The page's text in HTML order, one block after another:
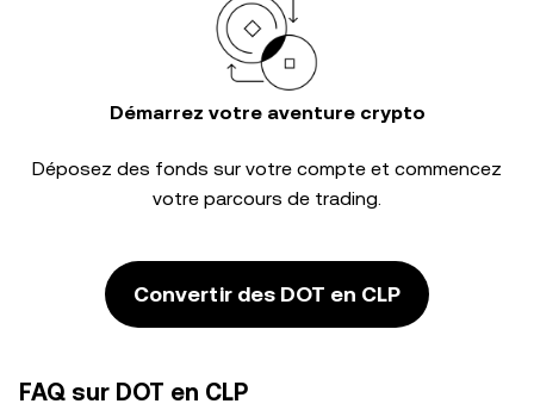
Démarrez votre aventure crypto
Déposez des fonds sur votre compte et commencez
votre parcours de trading.
Convertir des DOT en CLP
FAQ sur DOT en CLP